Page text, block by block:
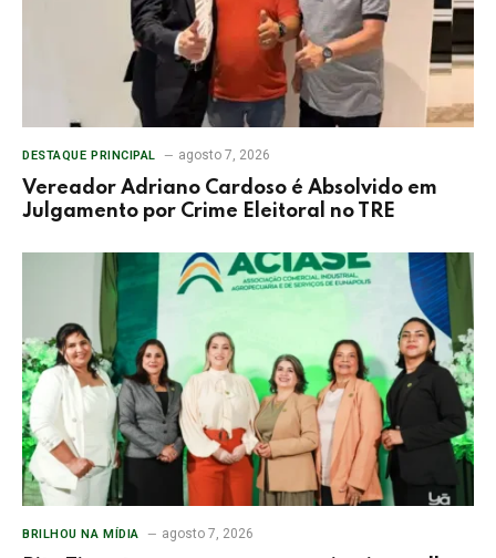
DESTAQUE PRINCIPAL agosto 7, 2026
Vereador Adriano Cardoso é Absolvido em
Julgamento por Crime Eleitoral no TRE
BRILHOU NA MÍDIA agosto 7, 2026